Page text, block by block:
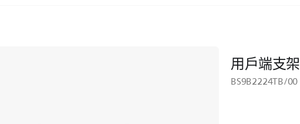
用戶端支架
BS9B2224TB/00